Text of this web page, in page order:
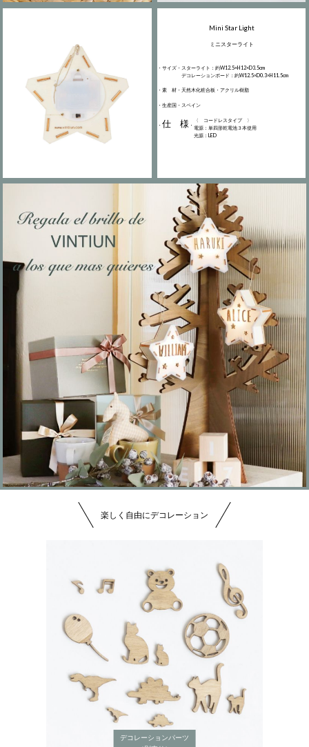
Mini Star Light
ミニスターライト
・サイズ・ スターライト：約W12.5×H12×D3.5cm
デコレーションボード：約W12.5×D0.3×H11.5cm
・素 材・天然木化粧合板・アクリル樹脂
・生産国・ スペイン
・仕 様 ・
〈 コードレスタイプ 〉
電源：単四形乾電池３本使用
光源：LED
楽しく自由にデコレーション
デコレーションパーツ